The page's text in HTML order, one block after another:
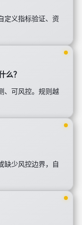
定义指标验证、资
么？
、可风控。规则越
缺少风控边界，自